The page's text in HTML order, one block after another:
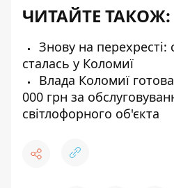
ЧИТАЙТЕ ТАКОЖ:
Знову на
сталась у Коломиї
Влада Коломиї
000 грн за
світлофорного об'єкта